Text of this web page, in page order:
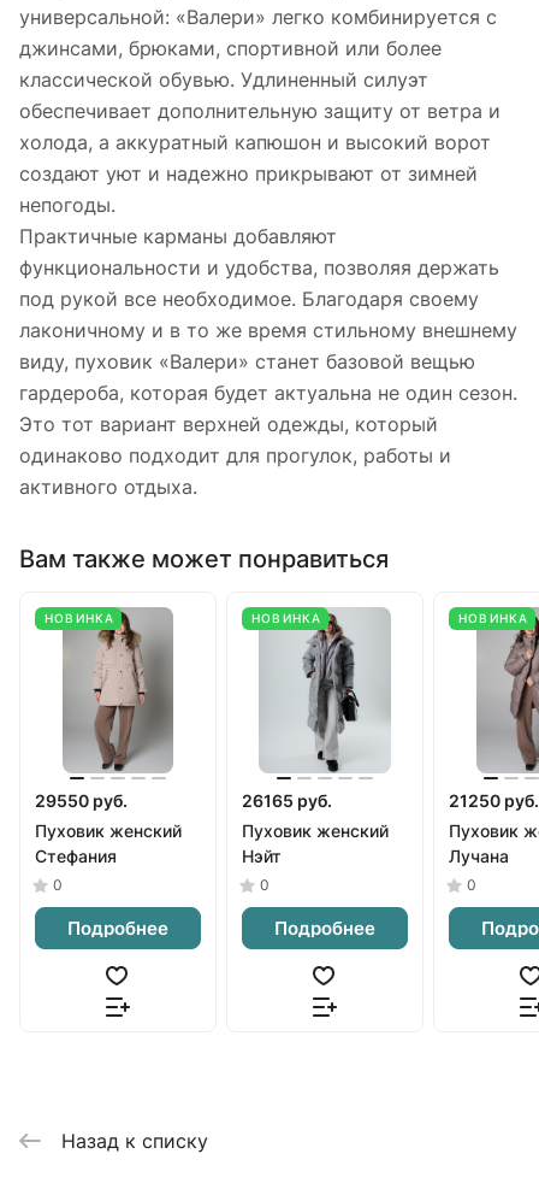
универсальной: «Валери» легко комбинируется с
джинсами, брюками, спортивной или более
классической обувью. Удлиненный силуэт
обеспечивает дополнительную защиту от ветра и
холода, а аккуратный капюшон и высокий ворот
создают уют и надежно прикрывают от зимней
непогоды.
Практичные карманы добавляют
функциональности и удобства, позволяя держать
под рукой все необходимое. Благодаря своему
лаконичному и в то же время стильному внешнему
виду, пуховик «Валери» станет базовой вещью
гардероба, которая будет актуальна не один сезон.
Это тот вариант верхней одежды, который
одинаково подходит для прогулок, работы и
активного отдыха.
Вам также может понравиться
НОВИНКА
29550 руб.
Пуховик женский
Стефания
0
Подробнее
НОВИНКА
26165 руб.
Пуховик женский
Нэйт
0
Подробнее
НОВИНКА
21250 руб.
Пуховик
Лучана
0
Назад к списку